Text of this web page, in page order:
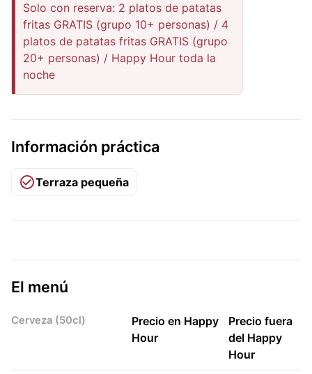
Solo con reserva: 2 platos de patatas
fritas GRATIS (grupo 10+ personas) / 4
platos de patatas fritas GRATIS (grupo
20+ personas) / Happy Hour toda la
noche
Información práctica
Terraza pequeña
El menú
Cerveza (50cl)
Precio en Happy
Hour
Precio fuera
del Happy
Hour